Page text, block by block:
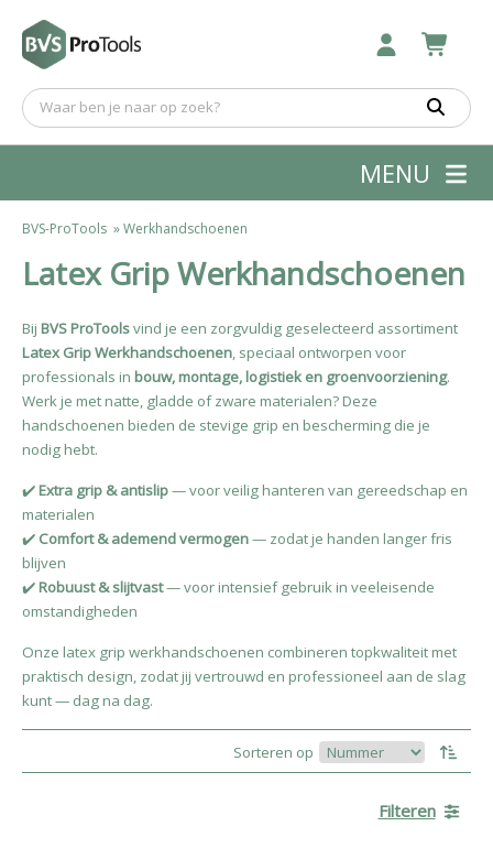
MENU
BVS-ProTools »Werkhandschoenen
Latex Grip Werkhandschoenen
Bij BVS ProToolsvind je een zorgvuldig geselecteerd assortiment
Latex Grip Werkhandschoenen, speciaal ontworpen voor
professionals in bouw, montage, logistiek en groenvoorziening.
Werk je met natte, gladde of zware materialen? Deze
handschoenen bieden de stevige grip en bescherming die je
nodig hebt.
✔️Extra grip & antislip— voor veilig hanteren van gereedschap en
materialen
✔️ Comfort & ademend vermogen— zodat je handen langer fris
blijven
✔️Robuust & slijtvast— voor intensief gebruik in veeleisende
omstandigheden
Onze latex grip werkhandschoenen combineren topkwaliteit met
praktisch design, zodat jij vertrouwd en professioneel aan de slag
kunt — dag na dag.
Sorteren op
Filteren